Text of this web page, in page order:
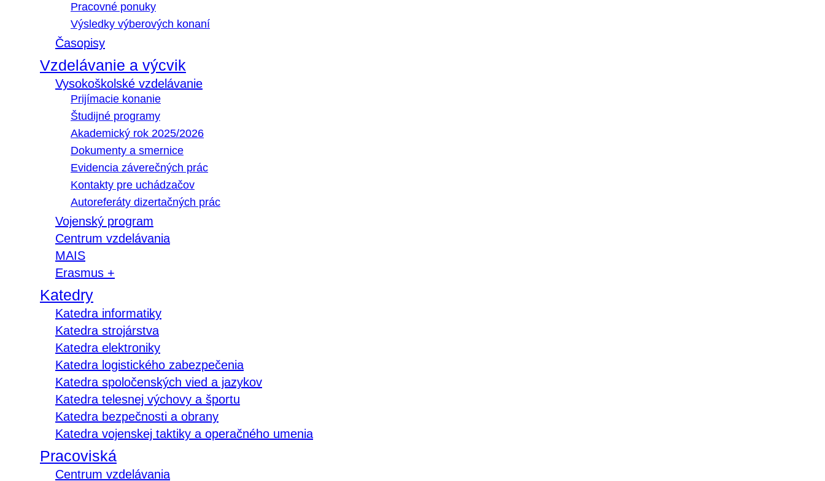
Pracovné ponuky
Výsledky výberových konaní
Časopisy
Vzdelávanie a výcvik
Vysokoškolské vzdelávanie
Prijímacie konanie
Študijné programy
Akademický rok 2025/2026
Dokumenty a smernice
Evidencia záverečných prác
Kontakty pre uchádzačov
Autoreferáty dizertačných prác
Vojenský program
Centrum vzdelávania
MAIS
Erasmus +
Katedry
Katedra informatiky
Katedra strojárstva
Katedra elektroniky
Katedra logistického zabezpečenia
Katedra spoločenských vied a jazykov
Katedra telesnej výchovy a športu
Katedra bezpečnosti a obrany
Katedra vojenskej taktiky a operačného umenia
Pracoviská
Centrum vzdelávania